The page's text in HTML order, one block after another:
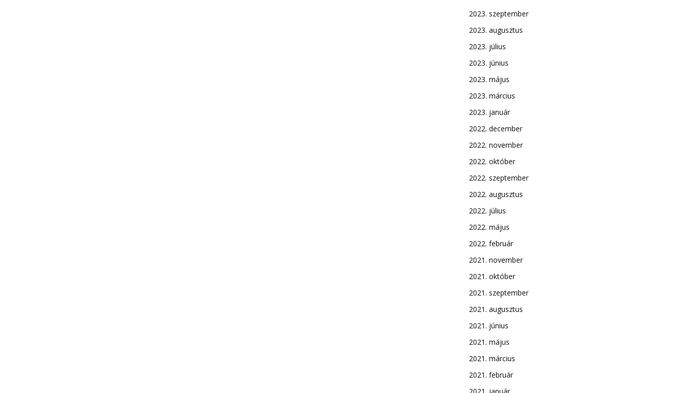
2023. szeptember
2023. augusztus
2023. július
2023. június
2023. május
2023. március
2023. január
2022. december
2022. november
2022. október
2022. szeptember
2022. augusztus
2022. július
2022. május
2022. február
2021. november
2021. október
2021. szeptember
2021. augusztus
2021. június
2021. május
2021. március
2021. február